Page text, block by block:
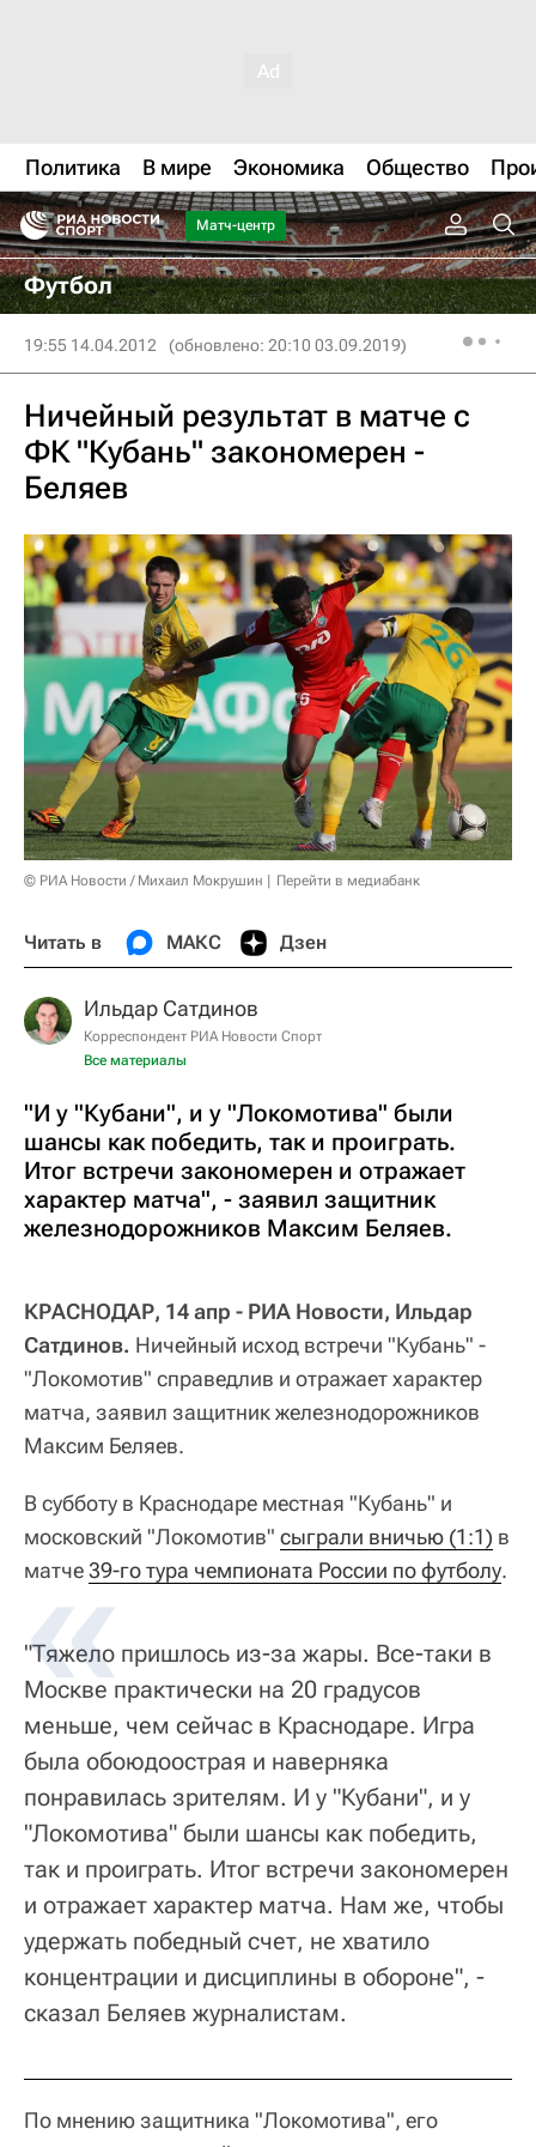
Политика В мире Экономика Общество
Матч-центр
Футбол
19:55 14.04.2012 (обновлено: 20:10 03.09.2019)
Ничейный результат в матче с
ФК "Кубань" закономерен -
Беляев
© РИА Новости / Михаил Мокрушин Перейти в медиабанк
Читать в МАКС Дзен
Ильдар Сатдинов
Корреспондент РИА Новости Спорт
Все материалы
"И у "Кубани", и у "Локомотива" были
шансы как победить, так и проиграть.
Итог встречи закономерен и отражает
характер матча", - заявил защитник
железнодорожников Максим Беляев.
КРАСНОДАР, 14 апр - РИА Новости, Ильдар
Сатдинов. Ничейный исход встречи "Кубань" -
"Локомотив" справедлив и отражает характер
матча, заявил защитник железнодорожников
Максим Беляев.
В субботу в Краснодаре местная "Кубань" и
московский "Локомотив" сыграли вничью (1:1) в
матче39-го тура чемпионата России по футболу.
"Тяжело пришлось из-за жары. Все-таки в
Москве практически на 20 градусов
меньше, чем сейчас в Краснодаре. Игра
была обоюдоострая и наверняка
понравилась зрителям. И у "Кубани", и у
"Локомотива" были шансы как победить,
так и проиграть. Итог встречи закономерен
и отражает характер матча. Нам же, чтобы
удержать победный счет, не хватило
концентрации и дисциплины в обороне", -
сказал Беляев журналистам.
По мнению защитника "Локомотива", его